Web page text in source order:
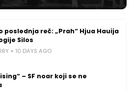
poslednja reč: „Prah“ Hjua Hauija
Silos
10 DAYS AGO
– SF noar koji se ne